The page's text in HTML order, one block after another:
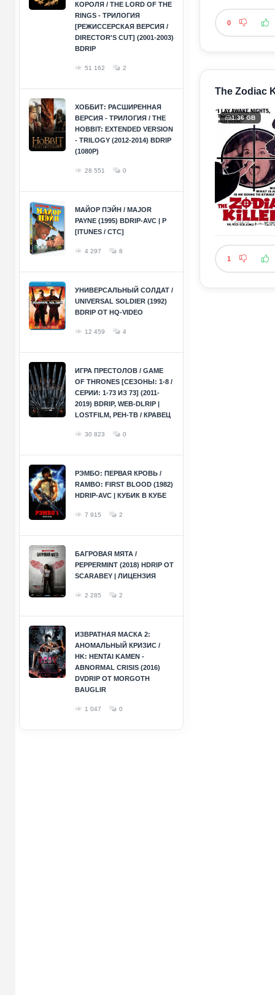
КОРОЛЯ / THE LORD OF THE
RINGS - ТРИЛОГИЯ
[РЕЖИССЕРСКАЯ ВЕРСИЯ /
DIRECTOR'S CUT] (2001-2003)
BDRIP
51 162 2
ХОББИТ: РАСШИРЕННАЯ
ВЕРСИЯ - ТРИЛОГИЯ / THE
HOBBIT: EXTENDED VERSION
- TRILOGY (2012-2014) BDRIP
(1080P)
28 551 0
МАЙОР ПЭЙН / MAJOR
PAYNE (1995) BDRIP-AVC | P
[ITUNES / СТС]
4 297 8
УНИВЕРСАЛЬНЫЙ СОЛДАТ /
UNIVERSAL SOLDIER (1992)
BDRIP ОТ HQ-VIDEO
12 459 4
ИГРА ПРЕСТОЛОВ / GAME
OF THRONES [СЕЗОНЫ: 1-8 /
СЕРИИ: 1-73 ИЗ 73] (2011-
2019) BDRIP, WEB-DLRIP |
LOSTFILM, РЕН-ТВ / КРАВЕЦ
30 823 0
РЭМБО: ПЕРВАЯ КРОВЬ /
RAMBO: FIRST BLOOD (1982)
HDRIP-AVC | КУБИК В КУБЕ
7 915 2
БАГРОВАЯ МЯТА /
PEPPERMINT (2018) HDRIP ОТ
SCARABEY | ЛИЦЕНЗИЯ
2 285 2
ИЗВРАТНАЯ МАСКА 2:
АНОМАЛЬНЫЙ КРИЗИС /
HK: HENTAI KAMEN -
ABNORMAL CRISIS (2016)
DVDRIP ОТ MORGOTH
BAUGLIR
1 047 0
0
The Zodiac
1.36 GB
1